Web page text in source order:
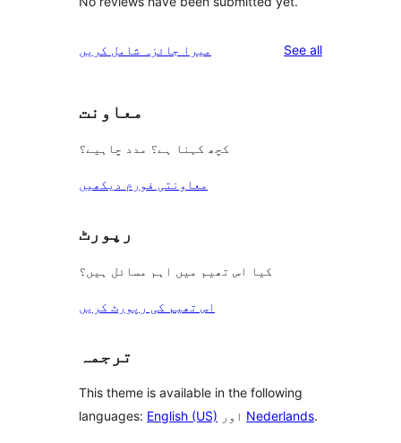
میرا جائزہ شامل کریں See allreviews
معاونت
کچھ کہنا ہے؟ مدد چاہیے؟
معاونتی فورم دیکھیں
رپورٹ
کیا اس تھیم میں اہم مسائل ہیں؟
اس تھیم کی رپورٹ کریں
ترجمہ
This theme is available in the following
languages: English (US) Nederlands.